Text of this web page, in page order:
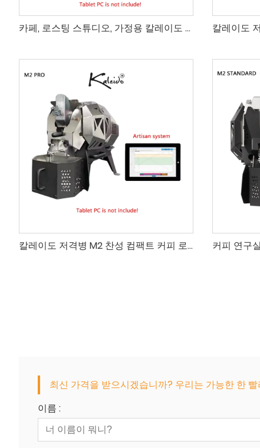
카페, 로스팅 스튜디오, 가정용 칼레이도 M2 찬성 400g 커피 로스터
칼레이도 저격병 M2 찬성 컴팩트 커피 로스터 400g, 장인 커피 로스팅용
최신 가격을 받으시겠습니까? 우리는 가능한 한
이름 :